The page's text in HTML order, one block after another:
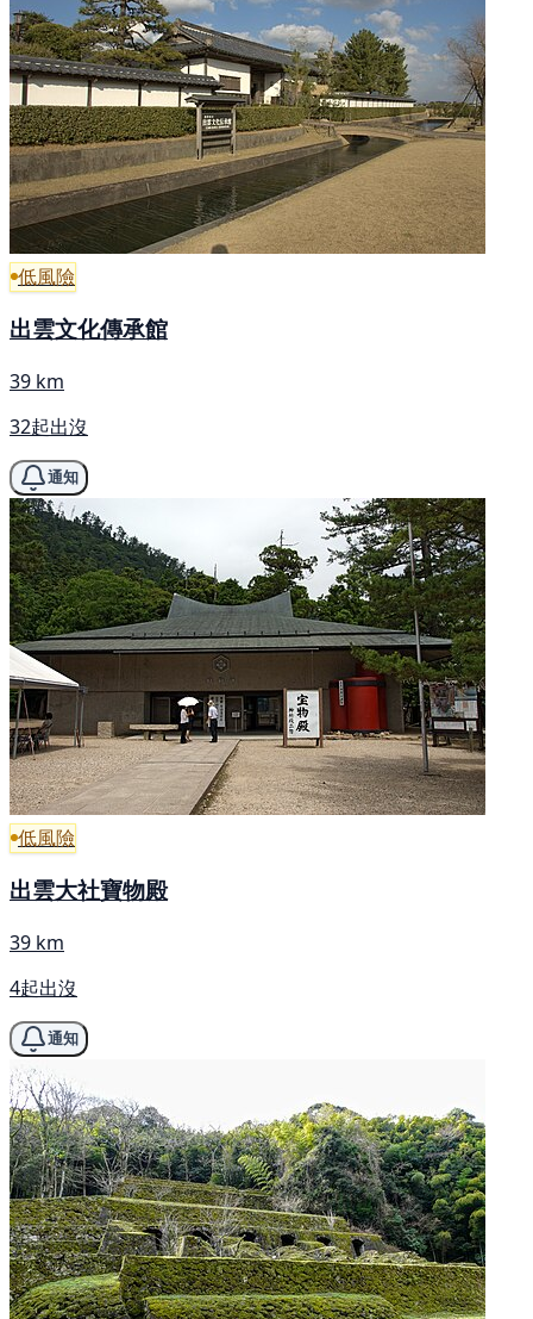
低風險
出雲文化傳承館
39 km
32起出沒
通知
低風險
出雲大社寶物殿
39 km
4起出沒
通知